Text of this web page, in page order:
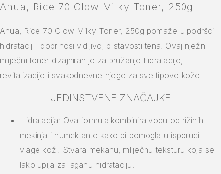
Anua, Rice 70 Glow Milky Toner, 250g
Anua, Rice 70 Glow Milky Toner, 250g pomaže u podršci
hidrataciji i doprinosi vidljivoj blistavosti tena. Ovaj nježni
mliječni toner dizajniran je za pružanje hidratacije,
revitalizacije i svakodnevne njege za sve tipove kože.
JEDINSTVENE ZNAČAJKE
Hidratacija: Ova formula kombinira vodu od rižinih
mekinja i humektante kako bi pomogla u isporuci
vlage koži. Stvara mekanu, mliječnu teksturu koja se
lako upija za laganu hidrataciju.